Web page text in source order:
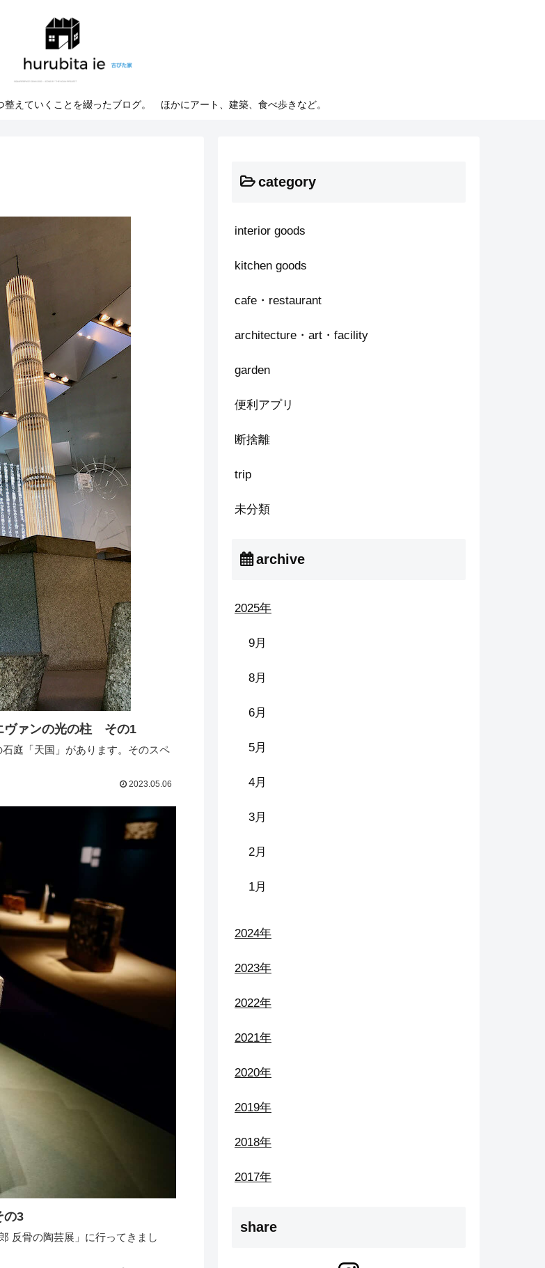
えていくことを綴ったブログ。 ほかにアート、建築、食べ歩きなど。
ヴァンの光の柱 その1
庭「天国」があります。そのスペ
2023.05.06
芸展 at 菊池寛実記念 智美術館 その3
反骨の陶芸展」に行ってきまし
category
interior goods
kitchen goods
cafe・restaurant
architecture・art・facility
garden
便利アプリ
断捨離
trip
未分類
archive
2025年
9月
8月
6月
5月
4月
3月
2月
1月
2024年
2023年
2022年
2021年
2020年
2019年
2018年
2017年
share